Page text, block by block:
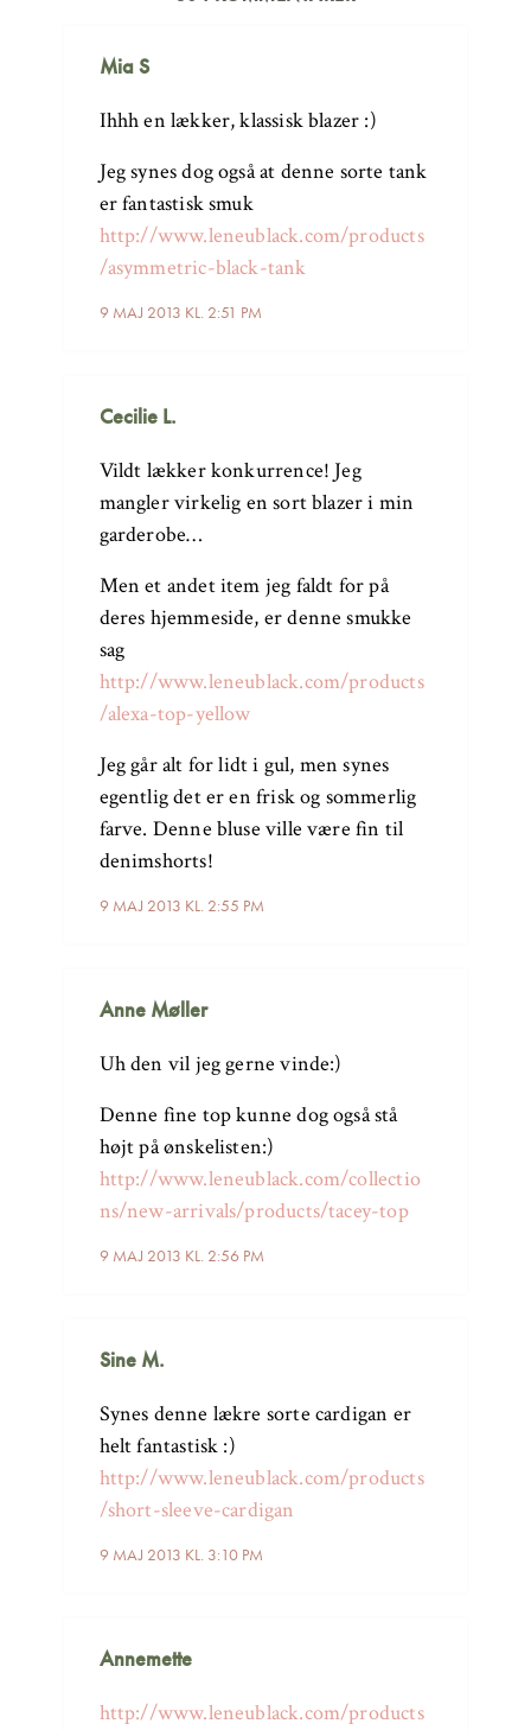
Mia S
9 MAJ 2013 KL. 2:51 PM
Ihhh en lækker, klassisk blazer :)
Jeg synes dog også at denne sorte tank
er fantastisk smuk
http://www.leneublack.com/products
/asymmetric-black-tank
Cecilie L.
9 MAJ 2013 KL. 2:55 PM
Vildt lækker konkurrence! Jeg
mangler virkelig en sort blazer i min
garderobe…
Men et andet item jeg faldt for på
deres hjemmeside, er denne smukke
sag
http://www.leneublack.com/products
/alexa-top-yellow
Jeg går alt for lidt i gul, men synes
egentlig det er en frisk og sommerlig
farve. Denne bluse ville være fin til
denimshorts!
Anne Møller
9 MAJ 2013 KL. 2:56 PM
Uh den vil jeg gerne vinde:)
Denne fine top kunne dog også stå
højt på ønskelisten:)
http://www.leneublack.com/collectio
ns/new-arrivals/products/tacey-top
Sine M.
9 MAJ 2013 KL. 3:10 PM
Synes denne lækre sorte cardigan er
helt fantastisk :)
http://www.leneublack.com/products
/short-sleeve-cardigan
Annemette
http://www.leneublack.com/products